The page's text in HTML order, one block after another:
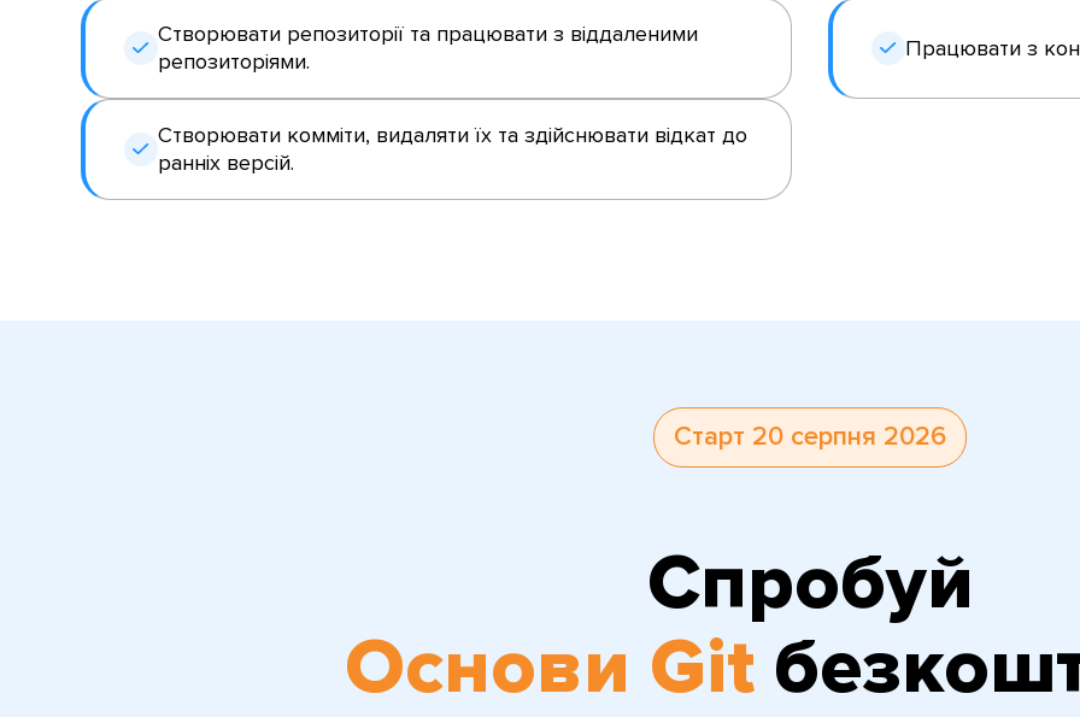
Створювати репозиторії та працювати з віддаленими
репозиторіями.
Працювати з
Створювати комміти, видаляти їх та здійснювати відкат до
ранніх версій.
Старт 20 серпня 2026
Спробуй
Основи Git